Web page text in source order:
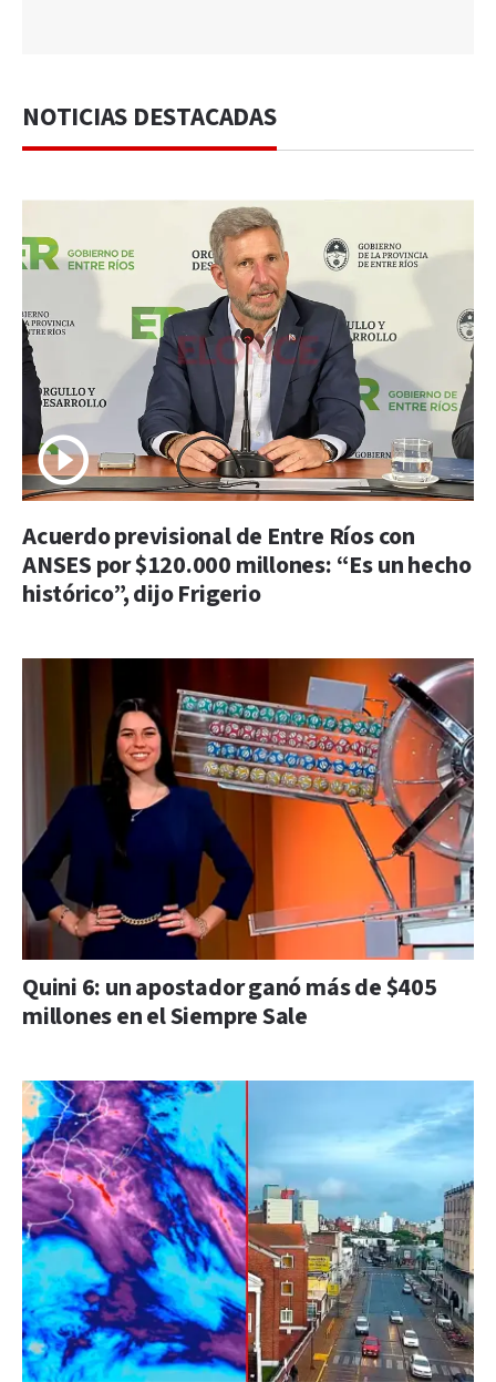
NOTICIAS DESTACADAS
Acuerdo previsional de Entre Ríos con
ANSES por $120.000 millones: “Es un hecho
histórico”, dijo Frigerio
Quini 6: un apostador ganó más de $405
millones en el Siempre Sale